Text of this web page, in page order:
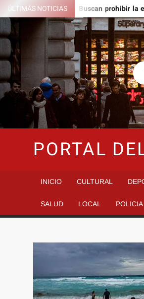
Saltar
al
contenido
ÚLTIMAS NOTICIAS
Domingo Buscan prohibir la
PORTAL
INICIO CULTURAL
SALUD LOCAL POLICIA